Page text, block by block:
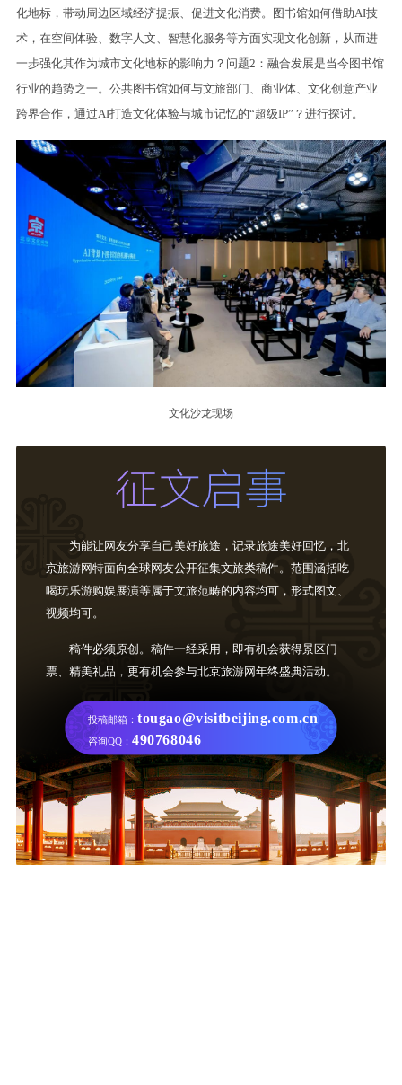
化地标，带动周边区域经济提振、促进文化消费。图书馆如何借助AI技
术，在空间体验、数字人文、智慧化服务等方面实现文化创新，从而进
一步强化其作为城市文化地标的影响力？问题2：融合发展是当今图书馆
行业的趋势之一。公共图书馆如何与文旅部门、商业体、文化创意产业
跨界合作，通过AI打造文化体验与城市记忆的“超级IP”？进行探讨。
文化沙龙现场
为能让网友分享自己美好旅途，记录旅途美好回忆，北
京旅游网特面向全球网友公开征集文旅类稿件。范围涵括吃
喝玩乐游购娱展演等属于文旅范畴的内容均可，形式图文、
视频均可。
稿件必须原创。稿件一经采用，即有机会获得景区门
票、精美礼品，更有机会参与北京旅游网年终盛典活动。
投稿邮箱： tougao@visitbeijing.com.cn
咨询QQ： 490768046